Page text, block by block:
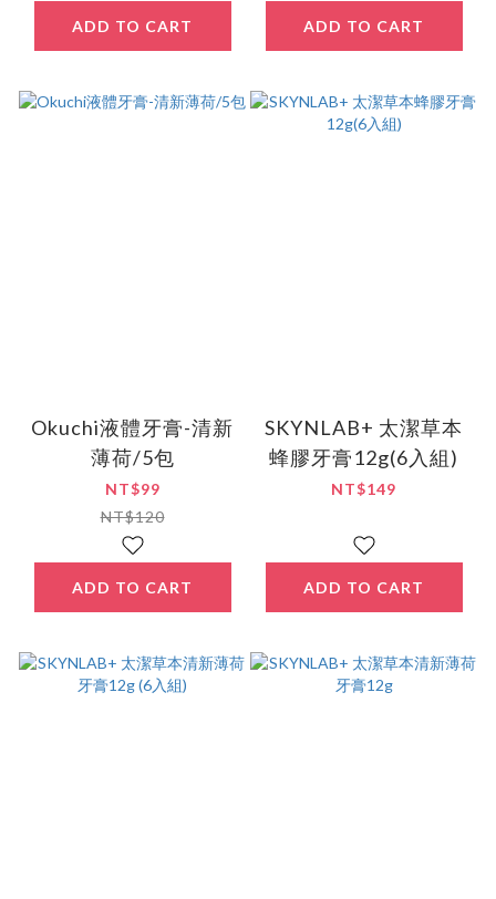
ADD TO CART ADD TO CART
Okuchi液體牙膏-清新
薄荷/5包
NT$99
NT$120
ADD TO CART
SKYNLAB+ 太潔草本
蜂膠牙膏12g(6入組)
NT$149
ADD TO CART